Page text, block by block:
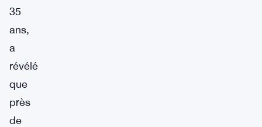
35
ans,
a
révélé
que
près
de